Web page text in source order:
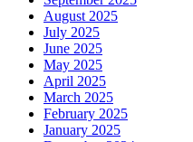
August 2025
July 2025
June 2025
May 2025
April 2025
March 2025
February 2025
January 2025